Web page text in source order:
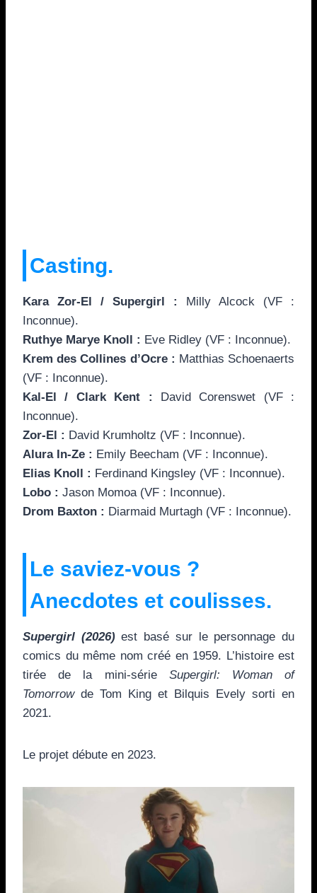
Casting.
Kara Zor-El / Supergirl :
Milly Alcock (VF :
Inconnue).
Ruthye Marye Knoll : Eve Ridley (VF : Inconnue).
Krem des Collines d’Ocre : Matthias Schoenaerts
(VF : Inconnue).
Kal-El / Clark Kent : David Corenswet (VF :
Inconnue).
Zor-El : David Krumholtz (VF : Inconnue).
Alura In-Ze : Emily Beecham (VF : Inconnue).
Elias Knoll : Ferdinand Kingsley (VF : Inconnue).
Lobo : Jason Momoa (VF : Inconnue).
Drom Baxton : Diarmaid Murtagh (VF : Inconnue).
Le saviez-vous ?
Anecdotes et coulisses.
Supergirl (2026)est basé sur le personnage du
comics du même nom créé en 1959. L’histoire est
tirée de la mini-série Supergirl: Woman of
Tomorrowde Tom King et Bilquis Evely sorti en
2021.
Le projet débute en 2023.